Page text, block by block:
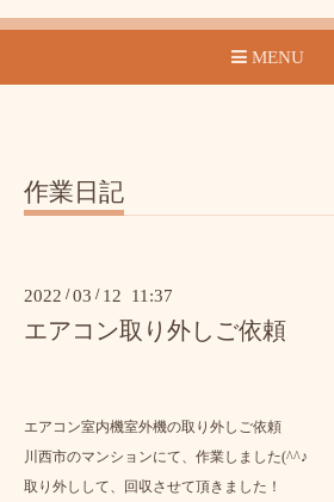
MENU
作業日記
2022 /03 / 12 11:37
エアコン取り外しご依頼
エアコン室内機室外機の取り外しご依頼
川西市のマンションにて、作業しました(^^♪
取り外しして、回収させて頂きました！